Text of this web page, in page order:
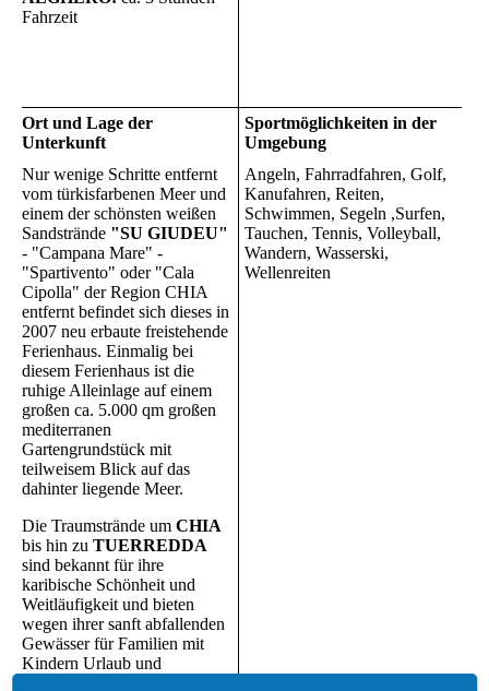
Fahrzeit
Ort und Lage der
Unterkunft
Nur wenige Schritte entfernt
vom türkisfarbenen Meer und
einem der schönsten weißen
Sandstrände "SU GIUDEU"
- "Campana Mare" -
"Spartivento" oder "Cala
Cipolla" der Region CHIA
entfernt befindet sich dieses in
2007 neu erbaute freistehende
Ferienhaus. Einmalig bei
diesem Ferienhaus ist die
ruhige Alleinlage auf einem
großen ca. 5.000 qm großen
mediterranen
Gartengrundstück mit
teilweisem Blick auf das
dahinter liegende Meer.
Die Traumstrände um CHIA
bis hin zu TUERREDDA
sind bekannt für ihre
karibische Schönheit und
Weitläufigkeit und bieten
wegen ihrer sanft abfallenden
Gewässer für Familien mit
Kindern Urlaub und
Sportmöglichkeiten in der
Umgebung
Angeln, Fahrradfahren, Golf,
Kanufahren, Reiten,
Schwimmen, Segeln ,Surfen,
Tauchen, Tennis, Volleyball,
Wandern, Wasserski,
Wellenreiten